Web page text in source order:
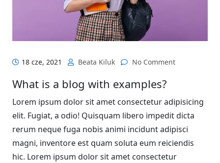
18 cze, 2021 Beata Kiluk No Comment
What is a blog with examples?
Lorem ipsum dolor sit amet consectetur adipisicing
elit. Fugiat, a odio! Quisquam libero impedit dicta
rerum neque fuga nobis animi incidunt adipisci
magni, inventore est quam soluta eum reiciendis
hic. Lorem ipsum dolor sit amet consectetur